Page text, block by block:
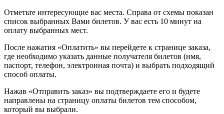
Отметьте интересующие вас места. Справа от схемы показан
список выбранных Вами билетов. У вас есть 10 минут на
оплату выбранных мест.
После нажатия «Оплатить» вы перейдете к странице заказа,
где необходимо указать данные получателя билетов (имя,
паспорт, телефон, электронная почта) и выбрать подходящий
способ оплаты.
Нажав «Отправить заказ» вы подтверждаете его и будете
направлены на страницу оплаты билетов тем способом,
который вы выбрали.